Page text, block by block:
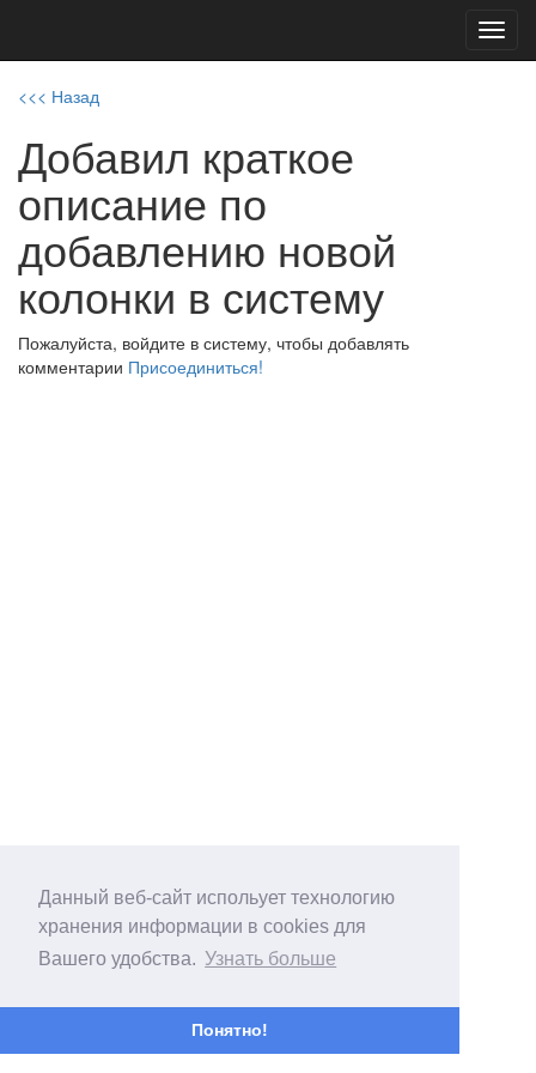
Данный веб-сайт испольует технологию
хранения информации в cookies для
Вашего удобства. Узнать больше
Понятно!
<<< Назад
Добавил краткое
описание по
добавлению новой
колонки в систему
Пожалуйста, войдите в систему, чтобы добавлять
комментарии Присоединиться!